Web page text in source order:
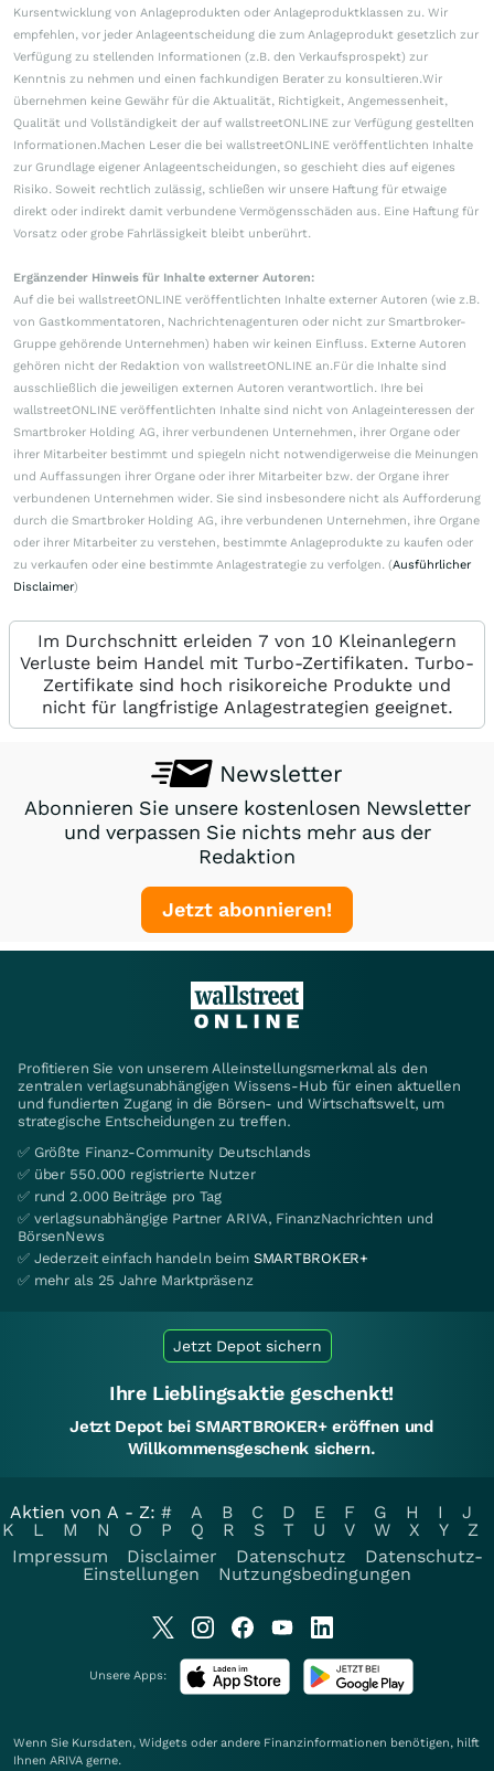
Kursentwicklung von Anlageprodukten oder Anlageproduktklassen zu. Wir
empfehlen, vor jeder Anlageentscheidung die zum Anlageprodukt gesetzlich zur
Verfügung zu stellenden Informationen (z.B. den Verkaufsprospekt) zur
Kenntnis zu nehmen und einen fachkundigen Berater zu konsultieren.Wir
übernehmen keine Gewähr für die Aktualität, Richtigkeit, Angemessenheit,
Qualität und Vollständigkeit der auf wallstreetONLINE zur Verfügung gestellten
Informationen.Machen Leser die bei wallstreetONLINE veröffentlichten Inhalte
zur Grundlage eigener Anlageentscheidungen, so geschieht dies auf eigenes
Risiko. Soweit rechtlich zulässig, schließen wir unsere Haftung für etwaige
direkt oder indirekt damit verbundene Vermögensschäden aus. Eine Haftung für
Vorsatz oder grobe Fahrlässigkeit bleibt unberührt.
Ergänzender Hinweis für Inhalte externer Autoren:
Auf die bei wallstreetONLINE veröffentlichten Inhalte externer Autoren (wie z.B.
von Gastkommentatoren, Nachrichtenagenturen oder nicht zur Smartbroker-
Gruppe gehörende Unternehmen) haben wir keinen Einfluss. Externe Autoren
gehören nicht der Redaktion von wallstreetONLINE an.Für die Inhalte sind
ausschließlich die jeweiligen externen Autoren verantwortlich. Ihre bei
wallstreetONLINE veröffentlichten Inhalte sind nicht von Anlageinteressen der
Smartbroker Holding AG, ihrer verbundenen Unternehmen, ihrer Organe oder
ihrer Mitarbeiter bestimmt und spiegeln nicht notwendigerweise die Meinungen
und Auffassungen ihrer Organe oder ihrer Mitarbeiter bzw. der Organe ihrer
verbundenen Unternehmen wider. Sie sind insbesondere nicht als Aufforderung
durch die Smartbroker Holding AG, ihre verbundenen Unternehmen, ihre Organe
oder ihrer Mitarbeiter zu verstehen, bestimmte Anlageprodukte zu kaufen oder
zu verkaufen oder eine bestimmte Anlagestrategie zu verfolgen. (Ausführlicher
Disclaimer)
Im Durchschnitt erleiden 7 von 10 Kleinanlegern
Verluste beim Handel mit Turbo-Zertifikaten. Turbo-
Zertifikate sind hoch risikoreiche Produkte und
nicht für langfristige Anlagestrategien geeignet.
Newsletter
Abonnieren Sie unsere kostenlosen Newsletter
und verpassen Sie nichts mehr aus der
Redaktion
Jetzt abonnieren!
Profitieren Sie von unserem Alleinstellungsmerkmal als den
zentralen verlagsunabhängigen Wissens-Hub für einen aktuellen
und fundierten Zugang in die Börsen- und Wirtschaftswelt, um
strategische Entscheidungen zu treffen.
✅ Größte Finanz-Community Deutschlands
✅ über 550.000 registrierte Nutzer
✅ rund 2.000 Beiträge pro Tag
✅ verlagsunabhängige Partner ARIVA, FinanzNachrichten und
BörsenNews
✅ Jederzeit einfach handeln beim SMARTBROKER+
✅ mehr als 25 Jahre Marktpräsenz
Jetzt Depot sichern
Ihre Lieblingsaktie geschenkt!
Jetzt Depot bei SMARTBROKER+ eröffnen und
Willkommensgeschenk sichern.
Aktien von A - Z: # A B C D E F G H I
J
K
L M N O P Q R S T U V W X Y
Z
Impressum
Disclaimer Datenschutz
Datenschutz-
Einstellungen
Nutzungsbedingungen
Unsere Apps:
Wenn Sie Kursdaten, Widgets oder andere Finanzinformationen benötigen, hilft
Ihnen ARIVA gerne.